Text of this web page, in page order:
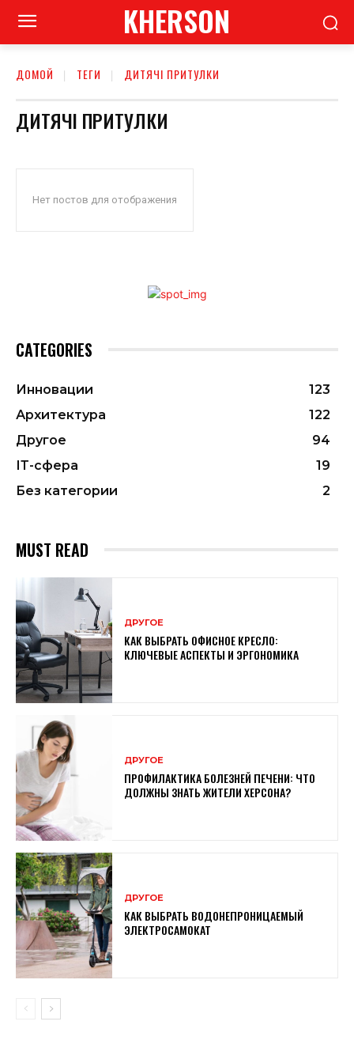
KHERSON
ДОМОЙ ТЕГИ ДИТЯЧІ ПРИТУЛКИ
ДИТЯЧІ ПРИТУЛКИ
Нет постов для отображения
CATEGORIES
Инновации
123
Архитектура
122
Другое
94
ІТ-сфера
19
Без категории
2
MUST READ
ДРУГОЕ
КАК ВЫБРАТЬ ОФИСНОЕ КРЕСЛО:
КЛЮЧЕВЫЕ АСПЕКТЫ И ЭРГОНОМИКА
ДРУГОЕ
ПРОФИЛАКТИКА БОЛЕЗНЕЙ ПЕЧЕНИ: ЧТО
ДОЛЖНЫ ЗНАТЬ ЖИТЕЛИ ХЕРСОНА?
ДРУГОЕ
КАК ВЫБРАТЬ ВОДОНЕПРОНИЦАЕМЫЙ
ЭЛЕКТРОСАМОКАТ